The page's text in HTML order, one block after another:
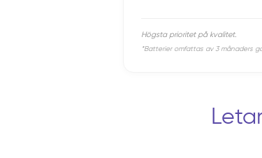
Högsta prioritet på kvalitet.
*Batterier omfattas av 3 månaders